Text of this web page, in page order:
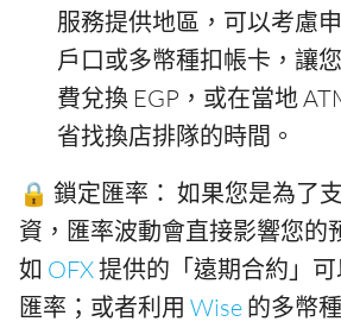
服務提供地區，可以考慮
戶口或多幣種扣帳卡，讓
費兌換 EGP，或在當地
省找換店排隊的時間。
🔒 鎖定匯率： 如果您是為了
資，匯率波動會直接影響您的
如 OFX提供的「遠期合約」
匯率；或者利用 Wise 的多幣